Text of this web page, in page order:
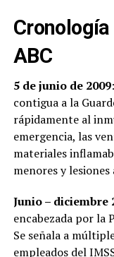
ABC
5 de junio de 2009
contigua a la
rápidamente al
emergencia, las
materiales
menores y lesiones
Junio – diciembre
encabezada por la
Se señala a
empleados del